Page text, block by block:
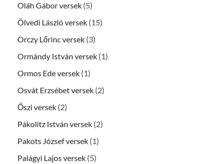
Oláh Gábor versek (5)
Ölvedi László versek (15)
Orczy Lőrinc versek (3)
Ormándy István versek (1)
Ormos Ede versek (1)
Osvát Erzsébet versek (2)
Őszi versek (2)
Pákolitz István versek (2)
Pakots József versek (1)
Palágyi Lajos versek (5)